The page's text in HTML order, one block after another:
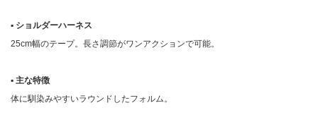
▪︎ ショルダーハーネス
25cm幅のテープ。長さ調節がワンアクションで可能。
▪︎ 主な特徴
体に馴染みやすいラウンドしたフォルム。